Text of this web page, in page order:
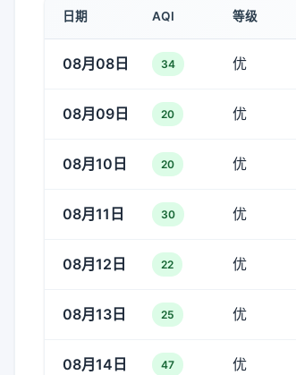
日期 AQI 等级
08月08日 34 优
08月09日 20 优
08月10日 20 优
08月11日 30 优
08月12日 22 优
08月13日 25 优
08月14日 47 优